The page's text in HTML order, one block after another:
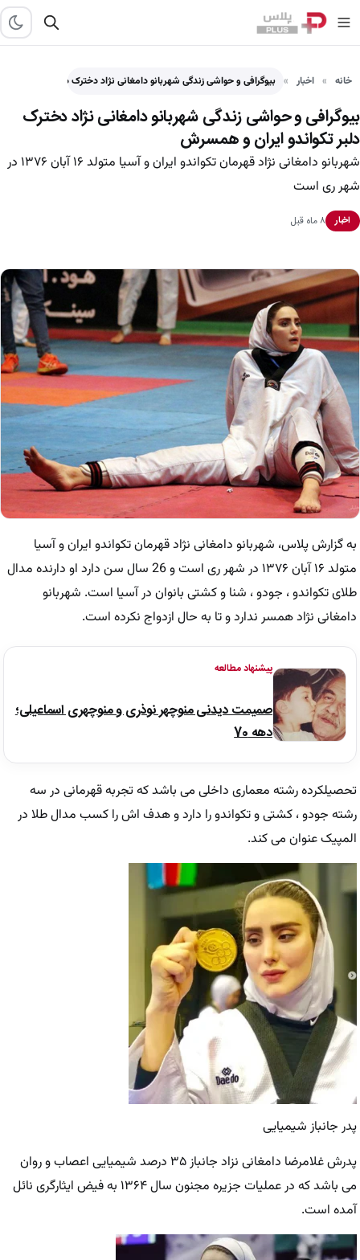
خانه اخبار بیوگرافی و حواشی زندگی شهربانو دامغانی نژاد دخترک دلبر تکواندو…
بیوگرافی و حواشی زندگی شهربانو دامغانی نژاد دخترک
دلبر تکواندو ایران و همسرش
شهربانو دامغانی نژاد قهرمان تکواندو ایران و آسیا متولد ۱۶ آبان ۱۳۷۶ در
شهر ری است
اخبار ۸ ماه قبل
به گزارش پلاس، شهربانو دامغانی نژاد قهرمان تکواندو ایران و آسیا
متولد ۱۶ آبان ۱۳۷۶ در شهر ری است و 26 سال سن دارد او دارنده مدال
طلای تکواندو ، جودو ، شنا و کشتی بانوان در آسیا است. شهربانو
دامغانی نژاد همسر ندارد و تا به حال ازدواج نکرده است.
پیشنهاد مطالعه
صمیمت دیدنی منوچهر نوذری و منوچهری اسماعیلی؛
دهه 70
تحصیلکرده رشته معماری داخلی می باشد که تجربه قهرمانی در سه
رشته جودو ، کشتی و تکواندو را دارد و هدف اش را کسب مدال طلا در
المپیک عنوان می کند.
پدر جانباز شیمیایی
پدرش غلامرضا دامغانی نزاد جانباز ۳۵ درصد شیمیایی اعصاب و روان
می باشد که در عملیات جزیره مجنون سال ۱۳۶۴ به فیض ایثارگری نائل
آمده است.